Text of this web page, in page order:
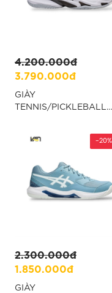
4.200.000đ
3.790.000đ
GIÀY
TENNIS/PICKLEBALL
2.300.000đ
1.850.000đ
-20%
GIÀY